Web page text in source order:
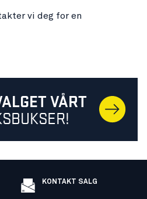
vi deg for en
VÅRT
KONTAKT SALG